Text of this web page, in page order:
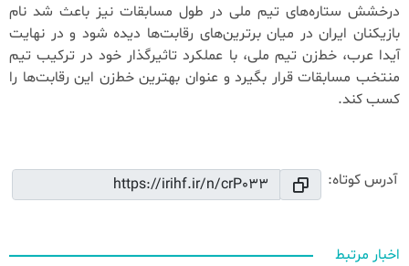
درخشش ستاره‌های تیم ملی در طول مسابقات نیز باعث شد نام
بازیکنان ایران در میان برترین‌های رقابت‌ها دیده شود و در نهایت
آیدا عرب، خط‌زن تیم ملی، با عملکرد تاثیرگذار خود در ترکیب تیم
منتخب مسابقات قرار بگیرد و عنوان بهترین خط‌زن این رقابت‌ها را
کسب کند.
آدرس کوتاه:
اخبار مرتبط